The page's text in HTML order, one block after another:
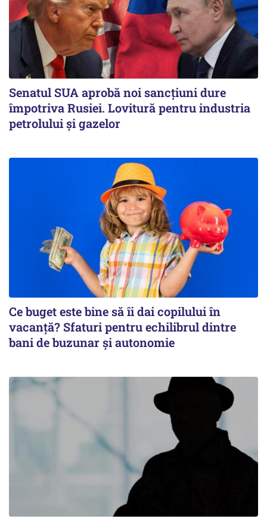
Senatul SUA aprobă noi sancțiuni dure
împotriva Rusiei. Lovitură pentru industria
petrolului și gazelor
Ce buget este bine să îi dai copilului în
vacanță? Sfaturi pentru echilibrul dintre
bani de buzunar și autonomie